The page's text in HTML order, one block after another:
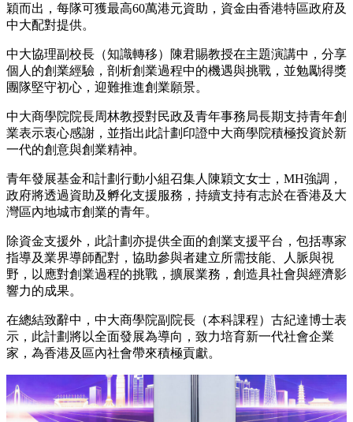
穎而出，每隊可獲最高60萬港元資助，資金由香港特區政府及
中大配對提供。
中大協理副校長（知識轉移）陳君賜教授在主題演講中，分享
個人的創業經驗，剖析創業過程中的機遇與挑戰，並勉勵得獎
團隊堅守初心，迎難推進創業願景。
中大商學院院長周林教授對民政及青年事務局長期支持青年創
業表示衷心感謝，並指出此計劃印證中大商學院積極投資於新
一代的創意與創業精神。
青年發展基金和計劃行動小組召集人陳穎文女士，MH強調，
政府將透過資助及孵化支援服務，持續支持有志於在香港及大
灣區內地城市創業的青年。
除資金支援外，此計劃亦提供全面的創業支援平台，包括專家
指導及業界導師配對，協助參與者建立所需技能、人脈與視
野，以應對創業過程的挑戰，擴展業務，創造具社會與經濟影
響力的成果。
在總結致辭中，中大商學院副院長（本科課程）古紀達博士表
示，此計劃將以全面發展為導向，致力培育新一代社會企業
家，為香港及區內社會帶來積極貢獻。